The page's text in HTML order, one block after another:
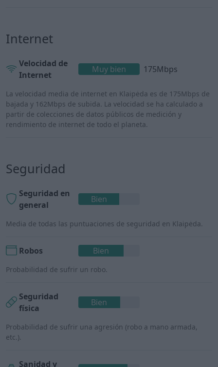
Internet
Velocidad de
Internet
Muy bien 175Mbps
La velocidad media de internet en Klaipėda es de 175Mbps de
bajada y 162Mbps de subida. La velocidad se ha calculado a
partir de colecciones de datos públicos de medición y
rendimiento de internet de todo el planeta.
Seguridad
Seguridad en
general
Bien
Media de todas las puntuaciones de seguridad en Klaipėda.
Robos Bien
Probabilidad de sufrir un robo.
Seguridad
física
Bien
Probabilidad de sufrir una agresión (robo a mano armada,
etc.).
Sanidad y